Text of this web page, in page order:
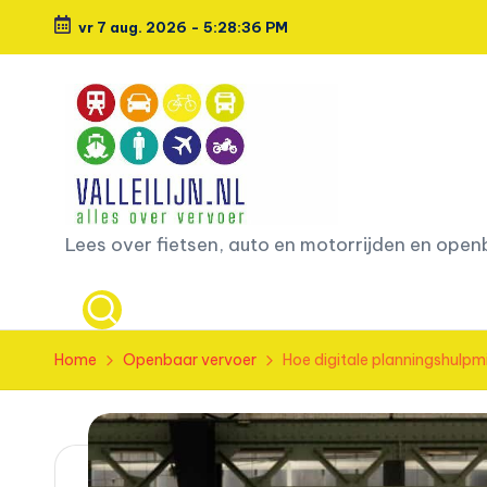
Ga
vr 7 aug. 2026 - 5:28:37 PM
L
e
e
s
Lees over fietsen, auto en motorrijden en
Home Openbaar vervoer Hoe digitale